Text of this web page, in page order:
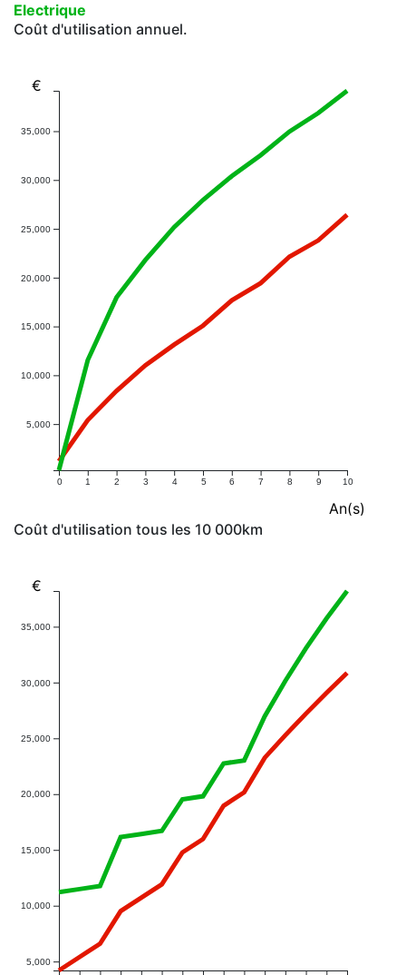
Electrique
Coût d'utilisation annuel.
0 1 2 3 4 5 6 7 8 9 10
5,000
10,000
15,000
20,000
25,000
30,000
35,000
An(s)
€
Coût d'utilisation tous les 10 000km
5,000
10,000
15,000
20,000
25,000
30,000
35,000
€